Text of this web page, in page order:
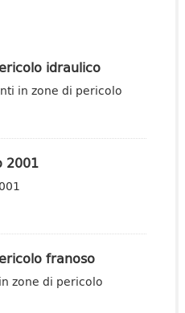
idraulico
in zone di pericolo
2001
franoso
zone di pericolo